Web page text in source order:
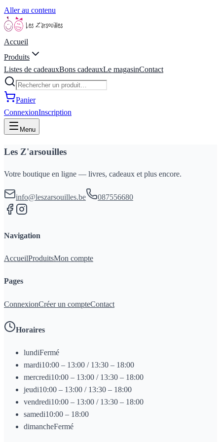
Aller au contenu
Accueil
Produits
Listes de cadeauxBons cadeauxLe magasinContact
Panier
ConnexionInscription
Menu
Les Z'arsouilles
Votre boutique en ligne — livres, cadeaux et plus encore.
info@leszarsouilles.be 087556680
Navigation
AccueilProduitsMon compte
Pages
ConnexionCréer un compteContact
Horaires
lundiFermé
mardi10:00 – 13:00 / 13:30 – 18:00
mercredi10:00 – 13:00 / 13:30 – 18:00
jeudi10:00 – 13:00 / 13:30 – 18:00
vendredi10:00 – 13:00 / 13:30 – 18:00
samedi10:00 – 18:00
dimancheFermé